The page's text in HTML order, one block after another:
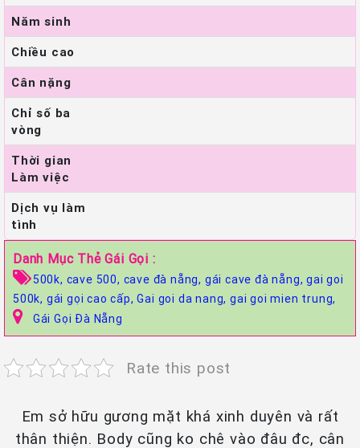
Năm sinh
Chiều cao
Cân nặng
Chỉ số ba
vòng
Thời gian
Làm việc
Dịch vụ làm
tình
Danh Mục Thẻ Gái Gọi :
500k, cave 500, cave đà nẵng, gái cave đà nẵng,gai goi
500k, gái gọi cao cấp,Gai goi da nang,gai goi mien trung,
Gái Gọi Đà Nẵng
Rate this post
Em sở hữu gương mặt khá xinh duyên và rất
thân thiện. Body cũng ko chê vào đâu đc, cân